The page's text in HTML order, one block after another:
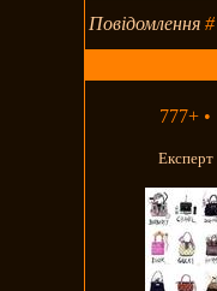
Повідомлення#
777+ •
Експерт